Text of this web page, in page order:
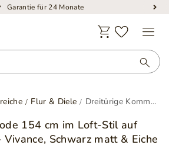
Garantie für 24 Monate
Flur & Diele Dreitürige Kommode 154 cm im Loft-Stil auf weißem Gestell – Vivance, Schwarz matt & Eiche Artisan
154 cm im Loft-Stil auf
Schwarz matt & Eiche